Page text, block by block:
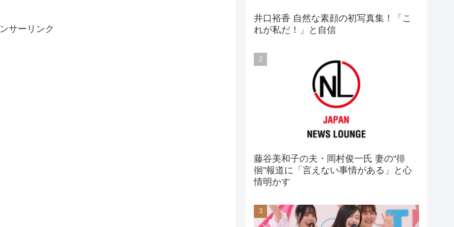
サーリンク
井口裕香 自然な素顔の初写真集！「こ
れが私だ！」と自信
藤谷美和子の夫・岡村俊一氏 妻の“徘
徊”報道に「言えない事情がある」と心
情明かす